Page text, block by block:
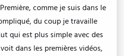
comme je suis dans le
du coup je travaille
qui est plus simple avec des
dans les premières vidéos,